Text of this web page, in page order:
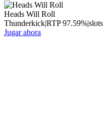
Heads Will Roll
Thunderkick|RTP97.59%|slots
Jugar ahora